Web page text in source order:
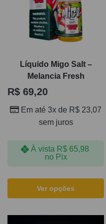
Líquido Migo Salt –
Melancia Fresh
R$ 69,20
Em até 3x de R$ 23,07
sem juros
À vista R$65,98
no Pix
Ver opções